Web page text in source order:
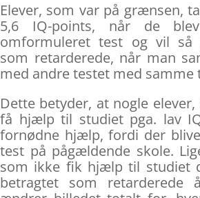
Elever, som var på grænsen,
5,6 IQ-points, når de
omformuleret test og vil så
som retarderede, når man
med andre testet med samme
Dette betyder, at nogle
få hjælp til studiet pga. lav
fornødne hjælp, fordi der
test på pågældende skole.
som ikke fik hjælp til studiet
betragtet som retarderede